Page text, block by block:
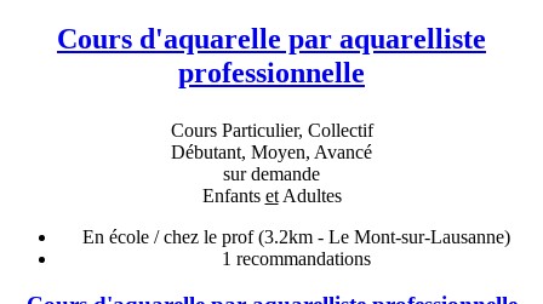
Cours d'aquarelle par aquarelliste
professionnelle
Cours Particulier, Collectif
Débutant, Moyen, Avancé
sur demande
Enfants etAdultes
En école / chez le prof(3.2km - Le Mont-sur-Lausanne)
1 recommandations